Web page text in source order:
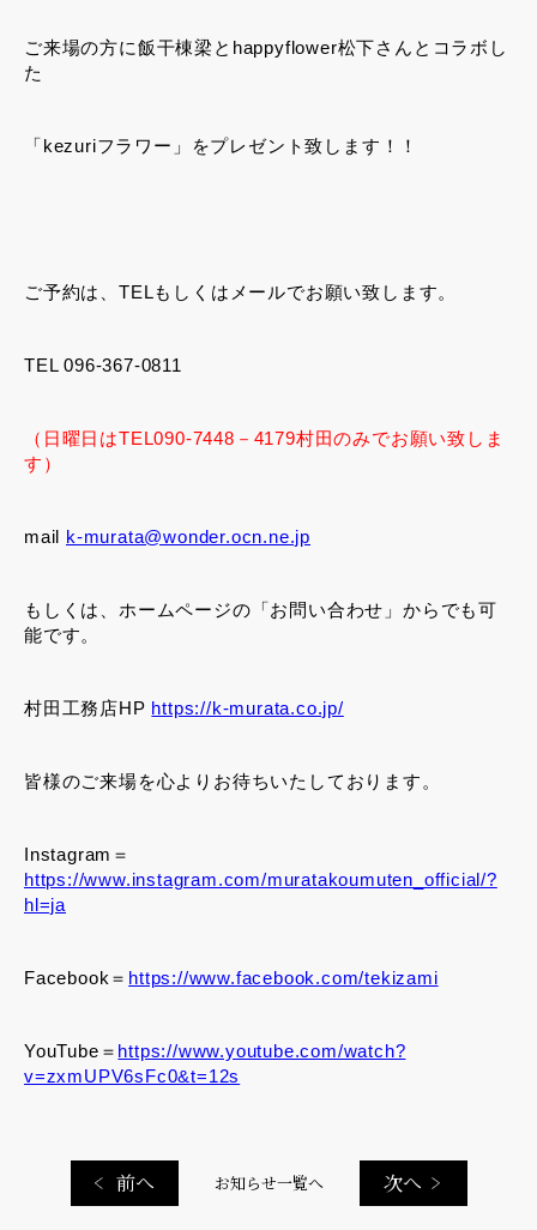
ご来場の方に飯干棟梁とhappyflower松下さんとコラボし
た
「kezuriフラワー」をプレゼント致します！！
ご予約は、TELもしくはメールでお願い致します。
TEL 096-367-0811
（日曜日はTEL090-7448－4179村田のみでお願い致しま
す）
mail k-murata@wonder.ocn.ne.jp
もしくは、ホームページの「お問い合わせ」からでも可
能です。
村田工務店HP https://k-murata.co.jp/
皆様のご来場を心よりお待ちいたしております。
Instagram＝
https://www.instagram.com/muratakoumuten_official/?
hl=ja
Facebook＝ https://www.facebook.com/tekizami
YouTube ＝ https://www.youtube.com/watch?
v=zxmUPV6sFc0&t=12s
前へ お知らせ一覧へ 次へ